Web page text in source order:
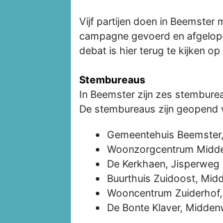
Vijf partijen doen in Beemster
campagne gevoerd en
debat is hier terug te kijken op
Stembureaus
In Beemster zijn zes
De stembureaus zijn
Gemeentehuis
Woonzorgcentrum
De Kerkhaen,
Buurthuis Zuidoost,
Wooncentrum
De Bonte Klaver,